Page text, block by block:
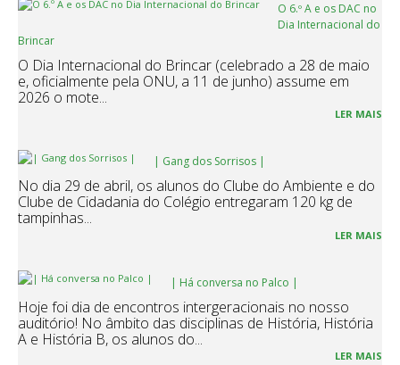
O 6.º A e os DAC no
Dia Internacional do
Brincar
O Dia Internacional do Brincar (celebrado a 28 de maio
e, oficialmente pela ONU, a 11 de junho) assume em
2026 o mote...
LER MAIS
| Gang dos Sorrisos |
No dia 29 de abril, os alunos do Clube do Ambiente e do
Clube de Cidadania do Colégio entregaram 120 kg de
tampinhas...
LER MAIS
| Há conversa no Palco |
Hoje foi dia de encontros intergeracionais no nosso
auditório! No âmbito das disciplinas de História, História
A e História B, os alunos do...
LER MAIS